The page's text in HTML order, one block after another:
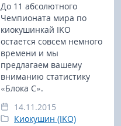
До 11 абсолютного
Чемпионата мира по
киокушинкай IKO
остается совсем немного
времени и мы
предлагаем вашему
вниманию статистику
«Блока С».
14.11.2015
Киокушин (IKO)